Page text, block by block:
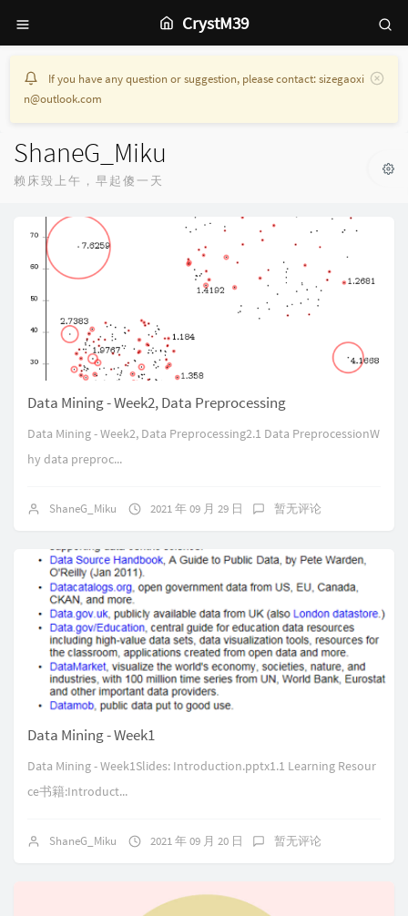
CrystM39
If you have any question or suggestion, please contact: sizegaoxi
n@outlook.com
ShaneG_Miku
赖床毁上午，早起傻一天
Data Mining - Week2, Data Preprocessing
Data Mining - Week2, Data Preprocessing2.1 Data PreprocessionW
hy data preproc...
ShaneG_Miku 2021 年 09 月 29 日 暂无评论
Data Mining - Week1
Data Mining - Week1Slides: Introduction.pptx1.1 Learning Resour
ce书籍:Introduct...
ShaneG_Miku 2021 年 09 月 20 日 暂无评论